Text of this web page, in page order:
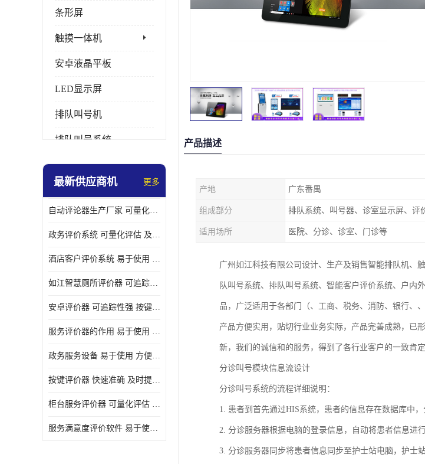
条形屏
触摸一体机
安卓液晶平板
LED显示屏
排队叫号机
排队叫号系统
拼接屏
壁挂广告机
液晶广告机
最新供应商机 更多
自动评论器生产厂家 可量化评估 适用于多种应用场景
政务评价系统 可量化评估 及时提供反馈
酒店客户评价系统 易于使用 按键响应速度
如江智慧厕所评价器 可追踪性强 及时提供反馈
安卓评价器 可追踪性强 按键响应速度
服务评价器的作用 易于使用 按键响应速度
政务服务设备 易于使用 方便数据记录和分析
按键评价器 快速准确 及时提供反馈
柜台服务评价器 可量化评估 及时提供反馈
服务满意度评价软件 易于使用 及时提供反馈
产品描述
产地 广东番禺
组成部分 排队系统、叫号器、诊室显示屏、评
适用场所 医院、分诊、诊室、门诊等
广州如江科技有限公司设计、生产及销售智能排队机、
队叫号系统、排队叫号系统、智能客户评价系统、户内
品，广泛适用于各部门（、工商、税务、消防、银行、
产品方便实用，贴切行业业务实际，产品完善成熟，已
新，我们的诚信和的服务，得到了各行业客户的一致肯
分诊叫号模块信息流设计
分诊叫号系统的流程详细说明：
1. 患者到首先通过HIS系统，患者的信息存在数据库中
2. 分诊服务器根据电脑的登录信息，自动将患者信息进
3. 分诊服务器同步将患者信息同步至护士站电脑，护士